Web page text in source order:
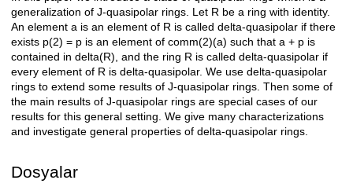
generalization of J-quasipolar rings. Let R be a ring with identity.
An element a is an element of R is called delta-quasipolar if there
exists p(2) = p is an element of comm(2)(a) such that a + p is
contained in delta(R), and the ring R is called delta-quasipolar if
every element of R is delta-quasipolar. We use delta-quasipolar
rings to extend some results of J-quasipolar rings. Then some of
the main results of J-quasipolar rings are special cases of our
results for this general setting. We give many characterizations
and investigate general properties of delta-quasipolar rings.
Dosyalar